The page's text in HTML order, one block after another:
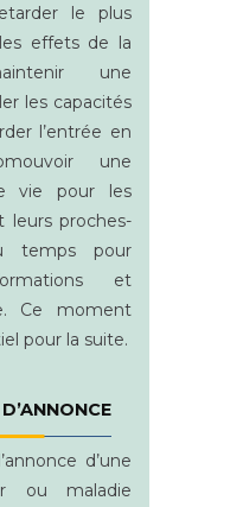
le plus
effets de la
une
les capacités
l’entrée en
une
vie pour les
leurs proches-
temps pour
et
Ce moment
pour la suite.
d’une
ou maladie